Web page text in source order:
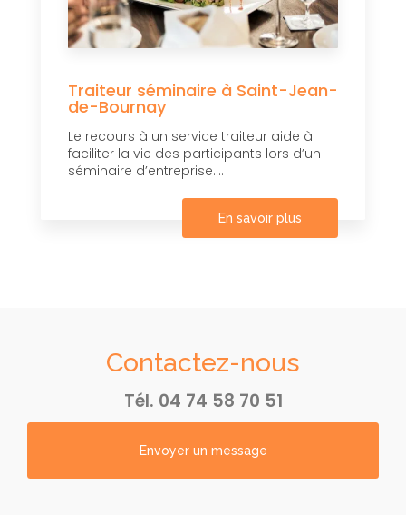
Traiteur séminaire à Saint-Jean-
de-Bournay
Le recours à un service traiteur aide à
faciliter la vie des participants lors d’un
séminaire d’entreprise....
En savoir plus
Contactez-nous
Tél. 04 74 58 70 51
Envoyer un message